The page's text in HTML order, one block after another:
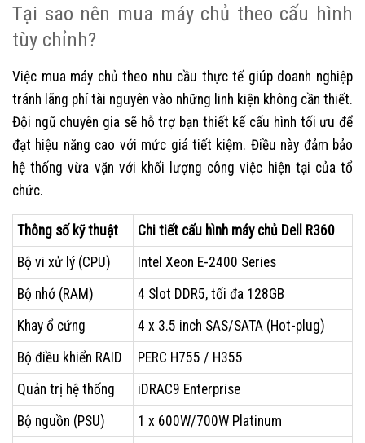
Tại sao nên mua máy chủ theo cấu hình
tùy chỉnh?
Việc mua máy chủ theo nhu cầu thực tế giúp doanh nghiệp
tránh lãng phí tài nguyên vào những linh kiện không cần thiết.
Đội ngũ chuyên gia sẽ hỗ trợ bạn thiết kế cấu hình tối ưu để
đạt hiệu năng cao với mức giá tiết kiệm. Điều này đảm bảo
hệ thống vừa vặn với khối lượng công việc hiện tại của tổ
chức.
Thông số kỹ thuật
Chi tiết cấu hình máy chủ Dell R360
Bộ vi xử lý (CPU)
Intel Xeon E-2400 Series
Bộ nhớ (RAM)
4 Slot DDR5, tối đa 128GB
Khay ổ cứng
4 x 3.5 inch SAS/SATA (Hot-plug)
Bộ điều khiển RAID
PERC H755 / H355
Quản trị hệ thống
iDRAC9 Enterprise
Bộ nguồn (PSU)
1 x 600W/700W Platinum